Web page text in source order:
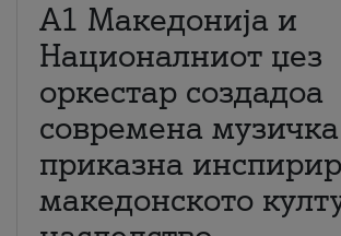
А1 Македонија и
Националниот џез
оркестар создадоа
современа музичка
приказна
македонското